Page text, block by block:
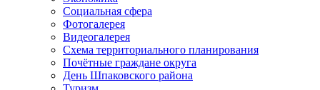
Социальная сфера
Фотогалерея
Видеогалерея
Схема территориального планирования
Почётные граждане округа
День Шпаковского района